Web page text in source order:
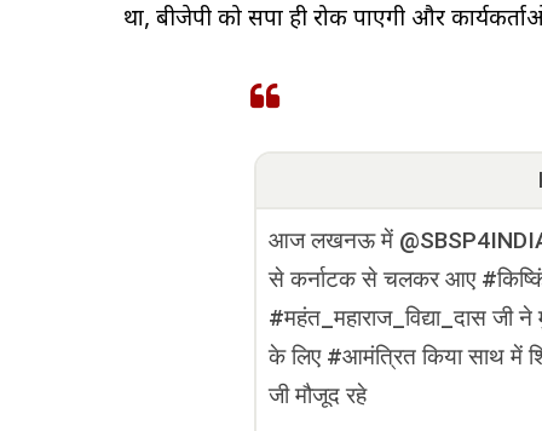
था, बीजेपी को सपा ही रोक पाएगी और
आज लखनऊ में @SBSP4INDIA
से कर्नाटक से चलकर आए
#महंत_महाराज_विद्या_दास
के लिए #आमंत्रित किया साथ में
जी मौजूद रहे